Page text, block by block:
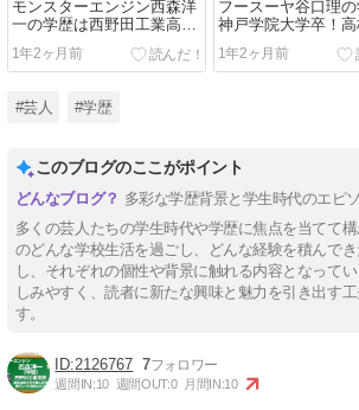
モンスターエンジン西森洋
一の学歴は西野田工業高校
卒！3倍のスキルがある高
校生だった？
1年2ヶ月前
フースーヤ谷口理
神戸学院大学卒！
に相方と出会った！
1年2ヶ月前
#芸人 #学歴
このブログのここがポイント
多彩な学歴背景と学生時代のエピ
多くの芸人たちの学生時代や学歴に焦点を当てて
のどんな学校生活を過ごし、どんな経験を積んで
し、それぞれの個性や背景に触れる内容となって
しみやすく、読者に新たな興味と魅力を引き出す
す。
2126767 7
週間IN:10 週間OUT:0 月間IN:10